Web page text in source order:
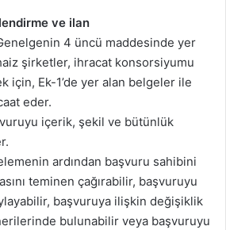
ve ilan
4 üncü maddesinde yer
şirketler, ihracat konsorsiyumu
için, Ek-1’de yer alan belgeler ile
eder.
içerik, şekil ve bütünlük
ardından başvuru sahibini
teminen çağırabilir, başvuruyu
başvuruya ilişkin değişiklik
bulunabilir veya başvuruyu